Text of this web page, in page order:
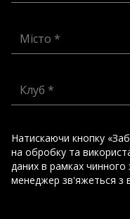
Місто *
Клуб *
Натискаючи кнопку
на обробку та
даних в рамках
менеджер зв'яжеться з